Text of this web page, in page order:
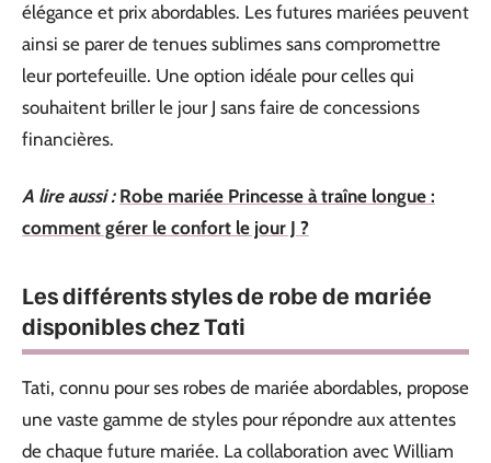
élégance et prix abordables. Les futures mariées peuvent
ainsi se parer de tenues sublimes sans compromettre
leur portefeuille. Une option idéale pour celles qui
souhaitent briller le jour J sans faire de concessions
financières.
A lire aussi : Robe mariée Princesse à traîne longue :
comment gérer le confort le jour J ?
Les différents styles de robe de mariée
disponibles chez Tati
Tati, connu pour ses robes de mariée abordables, propose
une vaste gamme de styles pour répondre aux attentes
de chaque future mariée. La collaboration avec William